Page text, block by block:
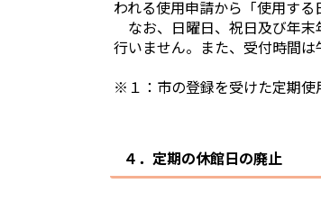
われる使用申請から「使用す
なお、日曜日、祝日及び年末
行いません。また、受付時間は
※１：市の登録を受けた定期使
４．定期の休館日の廃止